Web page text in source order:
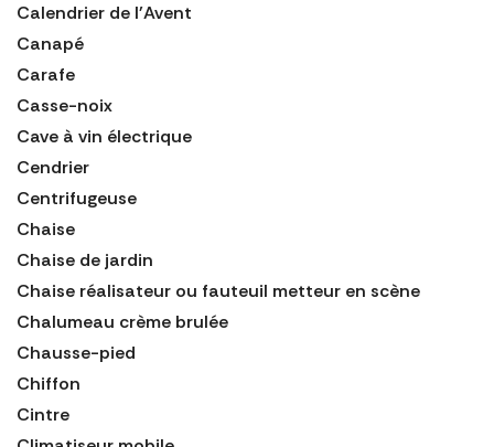
Calendrier de l'Avent
Canapé
Carafe
Casse-noix
Cave à vin électrique
Cendrier
Centrifugeuse
Chaise
Chaise de jardin
Chaise réalisateur ou fauteuil metteur en scène
Chalumeau crème brulée
Chausse-pied
Chiffon
Cintre